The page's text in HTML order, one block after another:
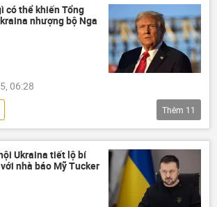
Báo chí thế giới
Zakharova
có thể khiến Tổng
nhượng bộ Nga
06:28
biệt tại Ukraina
Ukraina
Hoa Kỳ
Thêm 11
Ukraina tiết lộ bí
nhà báo Mỹ Tucker